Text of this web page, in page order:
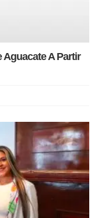
Aguacate A Partir